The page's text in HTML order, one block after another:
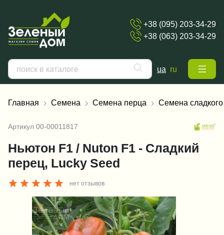
+38 (095) 203-34-29
+38 (063) 203-34-29
ua ru
Главная Семена Семена перца Семена
Артикул 00-00011817
Ньютон F1 / Nuton F1 - Сладкий
перец, Lucky Seed
нет отзывов